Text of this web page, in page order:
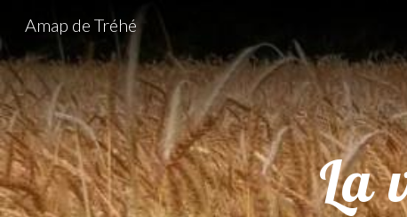
Amap de Tréhé
La